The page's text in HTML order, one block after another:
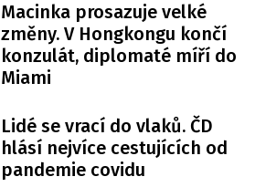
Macinka prosazuje velké
změny. V Hongkongu končí
konzulát, diplomaté míří do
Miami
Lidé se vrací do vlaků. ČD
hlásí nejvíce cestujících od
pandemie covidu